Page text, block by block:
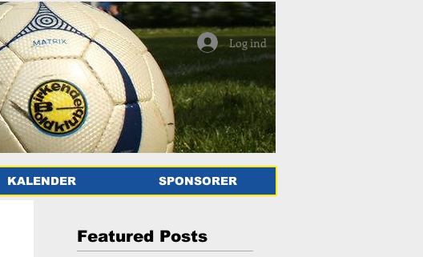
Log ind
KALENDER SPONSORER
Featured Posts